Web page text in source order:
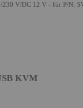
V/DC 12 V - für P/N:
KVM